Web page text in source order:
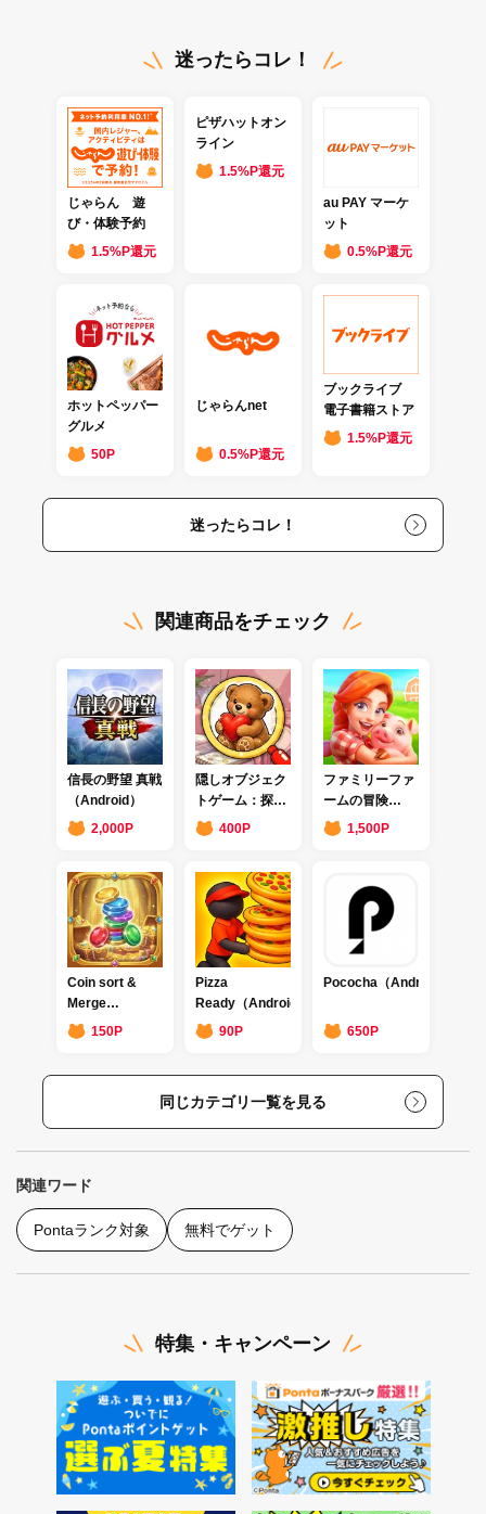
迷ったらコレ！
じゃらん 遊
び・体験予約
1.5%P還元
ピザハットオン
ライン
1.5%P還元
au PAY マーケ
ット
0.5%P還元
ホットペッパー
グルメ
50P
じゃらんnet
0.5%P還元
ブックライブ
電子書籍ストア
1.5%P還元
迷ったらコレ！
関連商品をチェック
信長の野望 真戦
（Android）
2,000P
隠しオブジェク
トゲーム：探し
てみよう
（Android）
400P
ファミリーファ
ームの冒険
（Android）
1,500P
Coin sort &
Merge
Master（Android）
150P
Pizza
Ready（Android）
90P
Pococha（Android)
650P
同じカテゴリ一覧を見る
関連ワード
Pontaランク対象 無料でゲット
特集・キャンペーン